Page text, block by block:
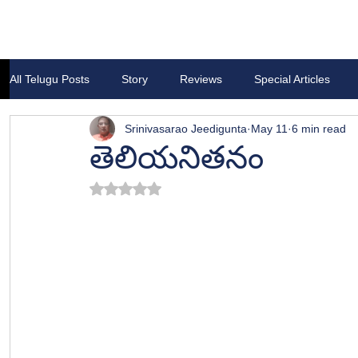
All Telugu Posts Story Reviews Special Articles
తెలియనితనం
Srinivasarao Jeedigunta May 11 6 min read
Rated NaN out of 5 stars.